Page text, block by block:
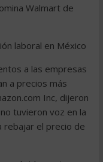
Walmart de
laboral en México
a las empresas
a precios más
Inc, dijeron
tuvieron voz en la
rebajar el precio de